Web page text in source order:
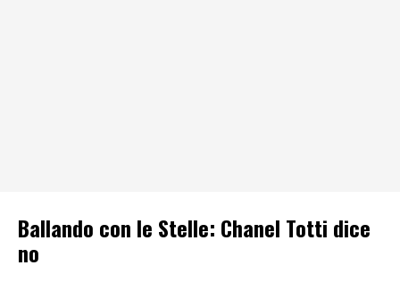
Ballando con le Stelle: Chanel Totti dice
no